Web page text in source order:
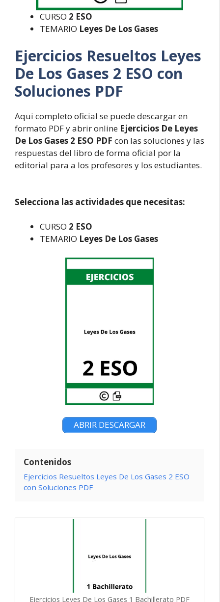
CURSO 2 ESO
TEMARIO Leyes De Los Gases
Ejercicios Resueltos Leyes
De Los Gases 2 ESO con
Soluciones PDF
Aqui completo oficial se puede descargar en
formato PDF y abrir online Ejercicios De Leyes
De Los Gases 2 ESO PDF con las soluciones y las
respuestas del libro de forma oficial por la
editorial para a los profesores y los estudiantes.
Selecciona las actividades que necesitas:
CURSO 2 ESO
TEMARIO Leyes De Los Gases
ABRIR DESCARGAR
Contenidos
Ejercicios Resueltos Leyes De Los Gases 2 ESO
con Soluciones PDF
Ejercicios Leyes De Los Gases 1 Bachillerato PDF